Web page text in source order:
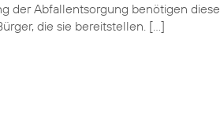
der Abfallentsorgung benötigen diese
die sie bereitstellen. […]